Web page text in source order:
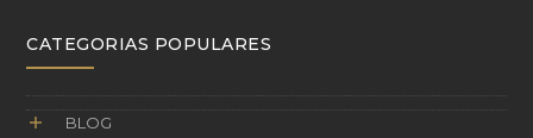
CATEGORIAS POPULARES
BLOG